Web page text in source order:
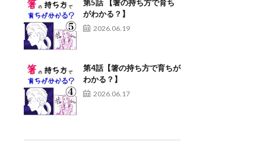
第5話 【箸の持ち方で育ち
がわかる？】
2026.06.19
第4話【箸の持ち方で育ちが
わかる？】
2026.06.17